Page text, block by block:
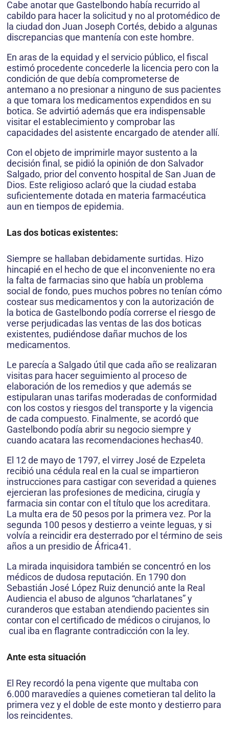
Cabe anotar que Gastelbondo había recurrido al
cabildo para hacer la solicitud y no al protomédico de
la ciudad don Juan Joseph Cortés, debido a algu­nas
discrepancias que mantenía con este hombre.
En aras de la equidad y el servicio público, el fiscal
estimó procedente concederle la licencia pero con la
condición de que debía comprometerse de
antemano a no presionar a ninguno de sus pacientes
a que tomara los medicamentos expendidos en su
botica. Se advirtió además que era indispensable
visitar el establecimiento y comprobar las
capacidades del asistente encargado de atender allí.
Con el objeto de imprimirle mayor sustento a la
decisión final, se pidió la opinión de don Salvador
Salgado, prior del convento hospital de San Juan de
Dios. Este religioso aclaró que la ciudad estaba
suficientemente dotada en materia farmacéutica
aun en tiempos de epidemia.
Las dos boticas existentes:
Siempre se hallaban debidamente surtidas. Hizo
hincapié en el hecho de que el inconveniente no era
la falta de farmacias sino que había un problema
social de fondo, pues muchos pobres no tenían cómo
costear sus medicamentos y con la autoriza­ción de
la botica de Gastelbondo podía correrse el riesgo de
verse perjudicadas las ventas de las dos boticas
existentes, pudiéndose dañar muchos de los
medicamentos.
Le parecía a Salgado útil que cada año se realizaran
visitas para hacer seguimiento al proceso de
elaboración de los remedios y que además se
estipularan unas tarifas moderadas de conformidad
con los costos y riesgos del transporte y la vigencia
de cada compuesto. Finalmente, se acordó que
Gastelbondo podía abrir su negocio siempre y
cuando acatara las recomendaciones hechas40.
El 12 de mayo de 1797, el virrey José de Ezpe­leta
recibió una cédula real en la cual se impartieron
instrucciones para castigar con severidad a quienes
ejercieran las profesiones de medicina, cirugía y
farmacia sin contar con el título que los acreditara.
La multa era de 50 pesos por la primera vez. Por la
segunda 100 pesos y destierro a veinte leguas, y si
volvía a reincidir era desterrado por el término de seis
años a un presidio de África41.
La mirada inquisidora también se concentró en los
médicos de dudosa reputación. En 1790 don
Sebastián José López Ruiz denunció ante la Real
Audiencia el abuso de algunos “charlatanes” y
curanderos que estaban atendiendo pacientes sin
contar con el certificado de médicos o cirujanos, lo
cual iba en flagrante contradicción con la ley.
Ante esta situación
El Rey recordó la pena vigente que multaba con
6.000 maravedíes a quienes cometieran tal delito la
primera vez y el doble de este monto y destierro para
los reincidentes.